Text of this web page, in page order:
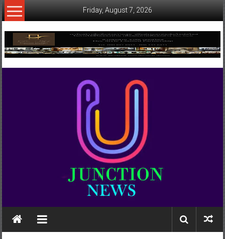
Skip
to
Friday, August 7, 2026
www.ujunctionnews.com
เว็บ
ข่าว